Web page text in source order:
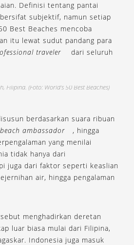
Definisi tentang pantai
subjektif, namun setiap
Best Beaches mencoba
itu lewat sudut pandang para
traveler
dari seluruh
Filipina. (Foto: World’s 50 Best Beaches)
berdasarkan suara ribuan
beach ambassador
, hingga
yang menilai
tidak hanya dari
juga dari faktor seperti keaslian
air, hingga pengalaman
menghadirkan deretan
luar biasa mulai dari Filipina,
Indonesia juga masuk